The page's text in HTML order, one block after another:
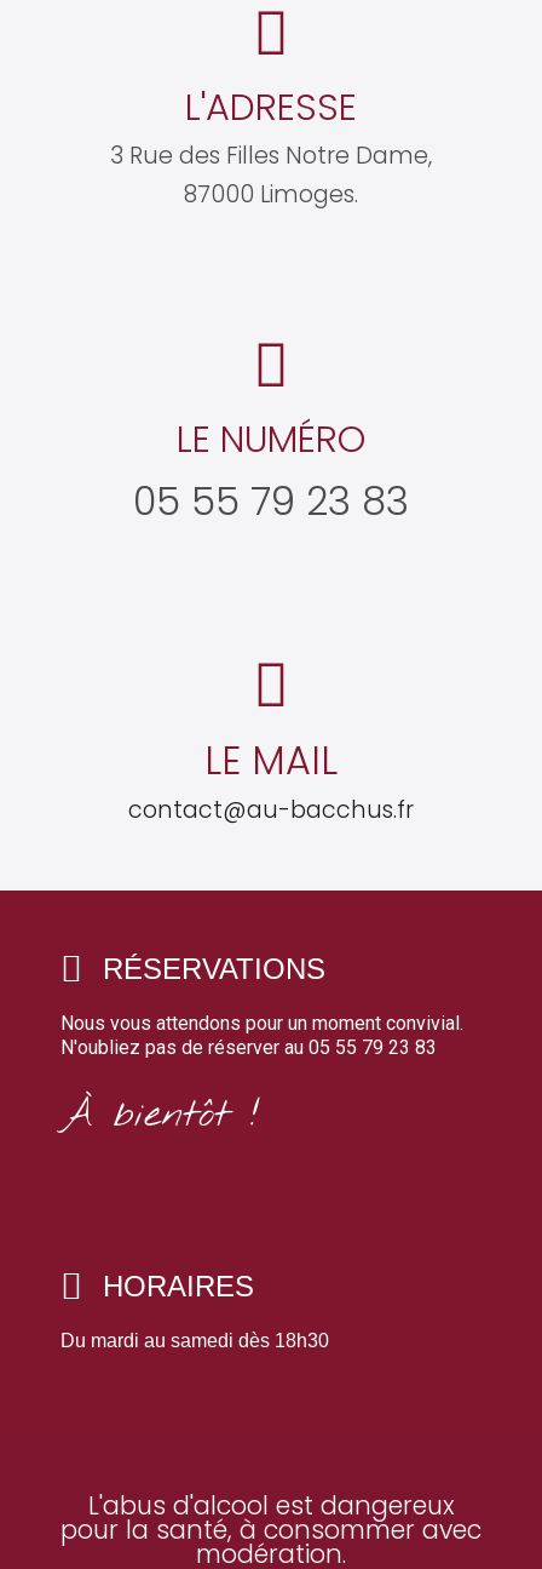
L'ADRESSE
3 Rue des Filles Notre Dame,
87000 Limoges.
LE NUMÉRO
05 55 79 23 83
LE MAIL
contact@au-bacchus.fr
RÉSERVATIONS
Nous vous attendons pour un moment convivial.
N'oubliez pas de réserver au 05 55 79 23 83
À bientôt !
HORAIRES
Du mardi au samedi dès 18h30
L'abus d'alcool est dangereux
pour la santé, à consommer avec
modération.